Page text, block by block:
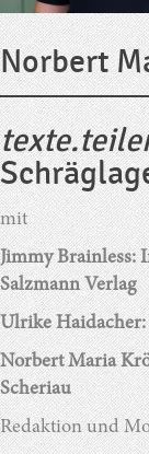
Norbert
mit
Jimmy Brainless:
Salzmann Verlag
Ulrike Haidacher:
Norbert Maria
Scheriau
Redaktion und